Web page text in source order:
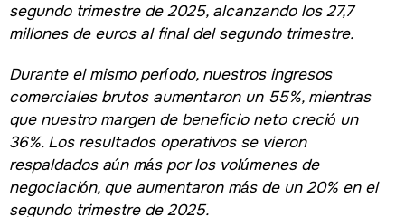
segundo trimestre de 2025, alcanzando los 27,7
millones de euros al final del segundo trimestre.
Durante el mismo período, nuestros ingresos
comerciales brutos aumentaron un 55%, mientras
que nuestro margen de beneficio neto creció un
36%. Los resultados operativos se vieron
respaldados aún más por los volúmenes de
negociación, que aumentaron más de un 20% en el
segundo trimestre de 2025.